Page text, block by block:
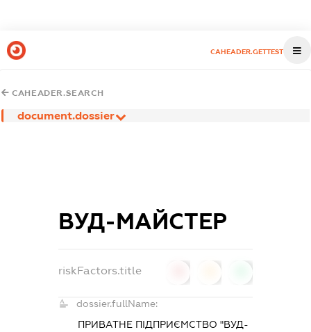
CAHEADER.GETTEST
CAHEADER.SEARCH
document.dossier
ВУД-МАЙСТЕР
riskFactors.title
dossier.fullName:
ПРИВАТНЕ ПІДПРИЄМСТВО "ВУД-